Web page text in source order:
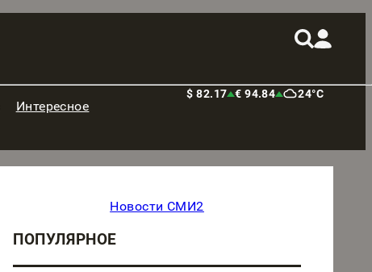
Интересное
$ 82.17 € 94.84 24°C
Новости СМИ2
ПОПУЛЯРНОЕ